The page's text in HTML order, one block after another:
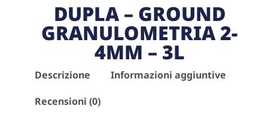
DUPLA – GROUND
GRANULOMETRIA 2-
4MM – 3L
Descrizione
Informazioni aggiuntive
Recensioni (0)